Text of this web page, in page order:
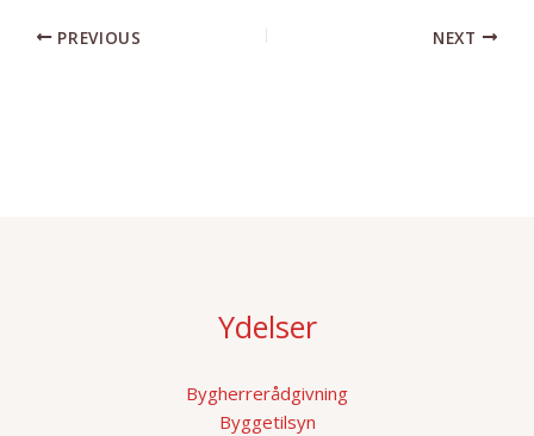
PREVIOUS NEXT
Ydelser
Bygherrerådgivning
Byggetilsyn